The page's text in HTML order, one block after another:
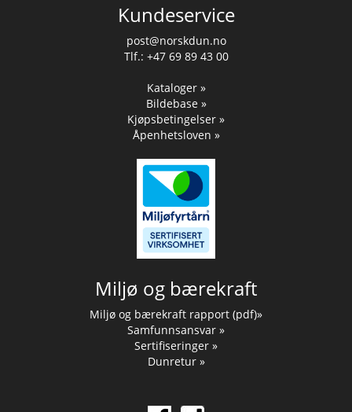
Kundeservice
post@norskdun.no
Tlf.: +47 69 89 43 00
Kataloger »
Bildebase »
Kjøpsbetingelser »
Åpenhetsloven »
Miljø og bærekraft
Miljø og bærekraft rapport (pdf)»
Samfunnsansvar »
Sertifiseringer »
Dunretur »